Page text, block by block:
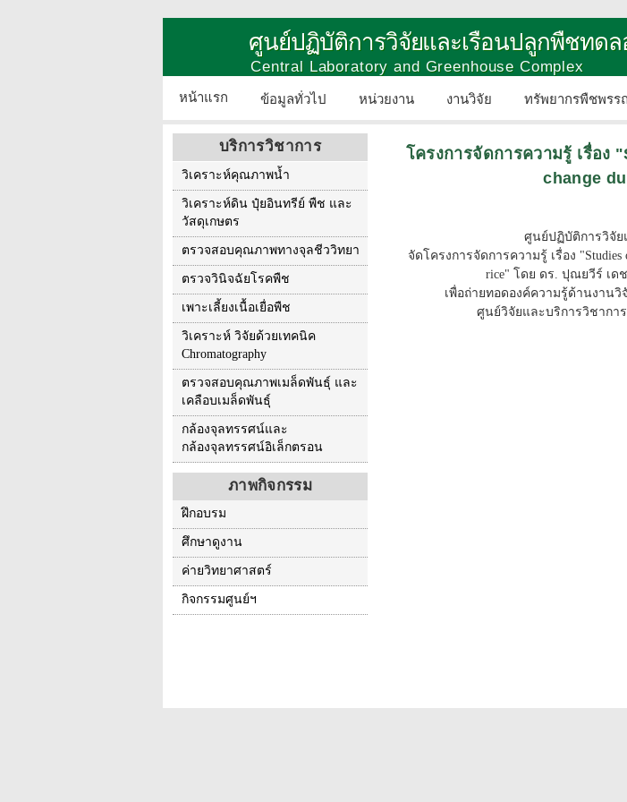
ศูนย์ปฏิบัติการวิจัยและเรือนปลูกพืชทดล
Central Laboratory and Greenhouse Complex
หน้าแรก ข้อมูลทั่วไป หน่วยงาน งานวิจัย ทรัพยากรพืชพรร
บริการวิชาการ
วิเคราะห์คุณภาพน้ำ
วิเคราะห์ดิน ปุ๋ยอินทรีย์ พืช และ
วัสดุเกษตร
ตรวจสอบคุณภาพทางจุลชีววิทยา
ตรวจวินิจฉัยโรคพืช
เพาะเลี้ยงเนื้อเยื่อพืช
วิเคราะห์ วิจัยด้วยเทคนิค
Chromatography
ตรวจสอบคุณภาพเมล็ดพันธุ์ และ
เคลือบเมล็ดพันธุ์
กล้องจุลทรรศน์และ
กล้องจุลทรรศน์อิเล็กตรอน
ภาพกิจกรรม
ฝึกอบรม
ศึกษาดูงาน
ค่ายวิทยาศาสตร์
กิจกรรมศูนย์ฯ
โครงการจัดการความรู้ เรื่อ
change
ศูนย์ปฏิบัติการวิจั
จัดโครงการจัดการความรู้ เรื่อง "Studies
rice" โดย ดร. ปุณยวีร์ เ
เพื่อถ่ายทอดองค์ความรู้ด้านงาน
ศูนย์วิจัยและบริการวิชากา